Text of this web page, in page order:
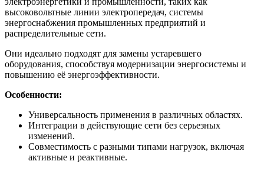
высоковольтные линии электропередач, системы
энергоснабжения промышленных предприятий и
распределительные сети.
Они идеально подходят для замены устаревшего
оборудования, способствуя модернизации энергосистемы и
повышению её энергоэффективности.
Особенности:
Универсальность применения в различных областях.
Интеграции в действующие сети без серьезных
изменений.
Совместимость с разными типами нагрузок, включая
активные и реактивные.